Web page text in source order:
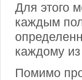
Для этого
каждым
каждому
Помимо